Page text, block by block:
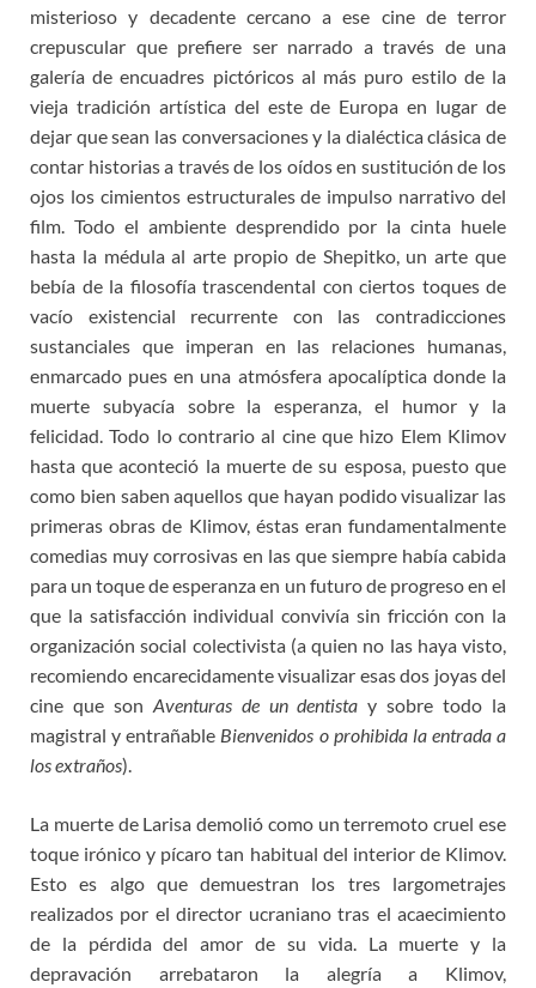
misterioso y decadente cercano a ese cine de terror
crepuscular que prefiere ser narrado a través de una
galería de encuadres pictóricos al más puro estilo de la
vieja tradición artística del este de Europa en lugar de
dejar que sean las conversaciones y la dialéctica clásica de
contar historias a través de los oídos en sustitución de los
ojos los cimientos estructurales de impulso narrativo del
film. Todo el ambiente desprendido por la cinta huele
hasta la médula al arte propio de Shepitko, un arte que
bebía de la filosofía trascendental con ciertos toques de
vacío existencial recurrente con las contradicciones
sustanciales que imperan en las relaciones humanas,
enmarcado pues en una atmósfera apocalíptica donde la
muerte subyacía sobre la esperanza, el humor y la
felicidad. Todo lo contrario al cine que hizo Elem Klimov
hasta que aconteció la muerte de su esposa, puesto que
como bien saben aquellos que hayan podido visualizar las
primeras obras de Klimov, éstas eran fundamentalmente
comedias muy corrosivas en las que siempre había cabida
para un toque de esperanza en un futuro de progreso en el
que la satisfacción individual convivía sin fricción con la
organización social colectivista (a quien no las haya visto,
recomiendo encarecidamente visualizar esas dos joyas del
cine que son Aventuras de un dentista y sobre todo la
magistral y entrañable Bienvenidos o prohibida la entrada a
los extraños).
La muerte de Larisa demolió como un terremoto cruel ese
toque irónico y pícaro tan habitual del interior de Klimov.
Esto es algo que demuestran los tres largometrajes
realizados por el director ucraniano tras el acaecimiento
de la pérdida del amor de su vida. La muerte y la
depravación arrebataron la alegría a Klimov,